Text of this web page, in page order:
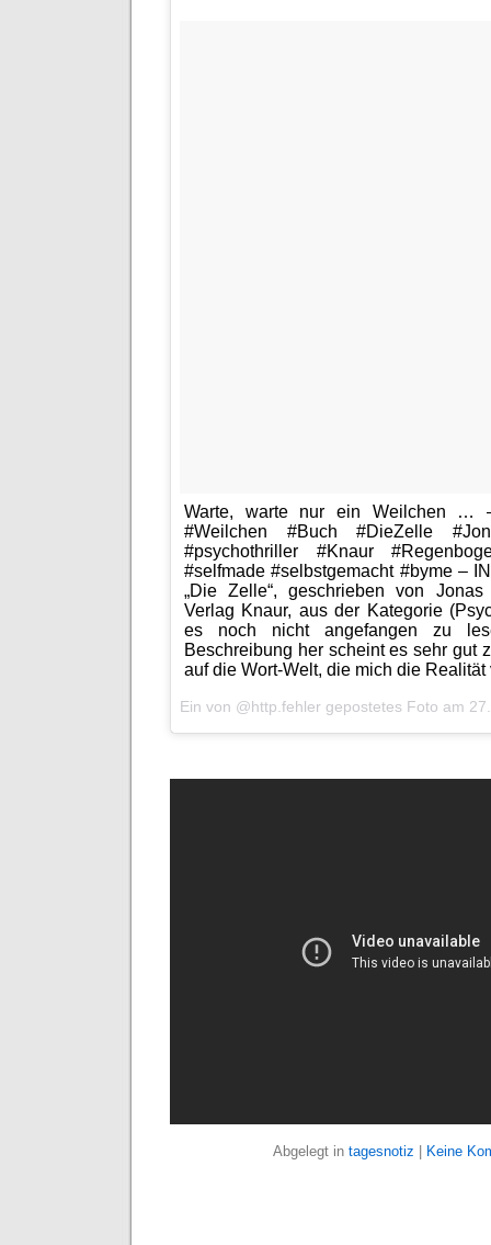
Warte, warte nur ein Weilchen
#Weilchen #Buch #DieZelle
#psychothriller #Knaur
#selfmade #selbstgemacht #byme –
„Die Zelle“, geschrieben von
Verlag Knaur, aus der Kategorie
es noch nicht angefangen zu
Beschreibung her scheint es sehr gut
auf die Wort-Welt, die mich die Realität
Ein von @http.fehler gepostetes Foto am
Abgelegt in tagesnotiz Keine